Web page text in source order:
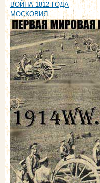
ВОЙНА 1812 ГОДА
МОСКОВИЯ